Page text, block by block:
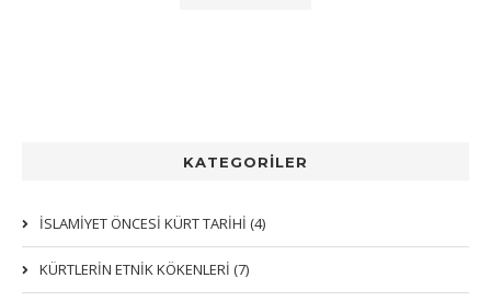
KATEGORİLER
İSLAMİYET ÖNCESİ KÜRT TARİHİ (4)
KÜRTLERIN ETNIK KÖKENLERI (7)